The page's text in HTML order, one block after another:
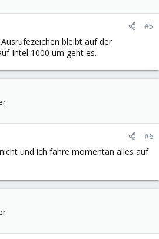
#5
bleibt auf der
Intel 1000 um geht es.
#6
und ich fahre momentan alles auf